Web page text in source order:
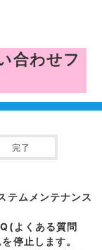
合わせフ
完了
テムメンテナンス
よくある質問
停止します。